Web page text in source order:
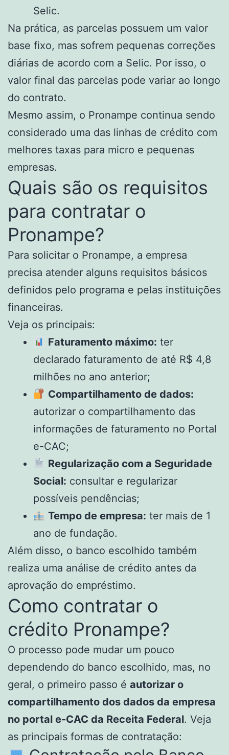
Selic.
Na prática, as parcelas possuem um valor
base fixo, mas sofrem pequenas correções
diárias de acordo com a Selic. Por isso, o
valor final das parcelas pode variar ao longo
do contrato.
Mesmo assim, o Pronampe continua sendo
considerado uma das linhas de crédito com
melhores taxas para micro e pequenas
empresas.
Quais são os requisitos
para contratar o
Pronampe?
Para solicitar o Pronampe, a empresa
precisa atender alguns requisitos básicos
definidos pelo programa e pelas instituições
financeiras.
Veja os principais:
Faturamento máximo: ter
declarado faturamento de até R$ 4,8
milhões no ano anterior;
Compartilhamento de dados:
autorizar o compartilhamento das
informações de faturamento no Portal
e-CAC;
Regularização com a Seguridade
Social: consultar e regularizar
possíveis pendências;
Tempo de empresa: ter mais de 1
ano de fundação.
Além disso, o banco escolhido também
realiza uma análise de crédito antes da
aprovação do empréstimo.
Como contratar o
crédito Pronampe?
O processo pode mudar um pouco
dependendo do banco escolhido, mas, no
geral, o primeiro passo é autorizar o
compartilhamento dos dados da empresa
no portal e-CAC da Receita Federal. Veja
as principais formas de contratação: